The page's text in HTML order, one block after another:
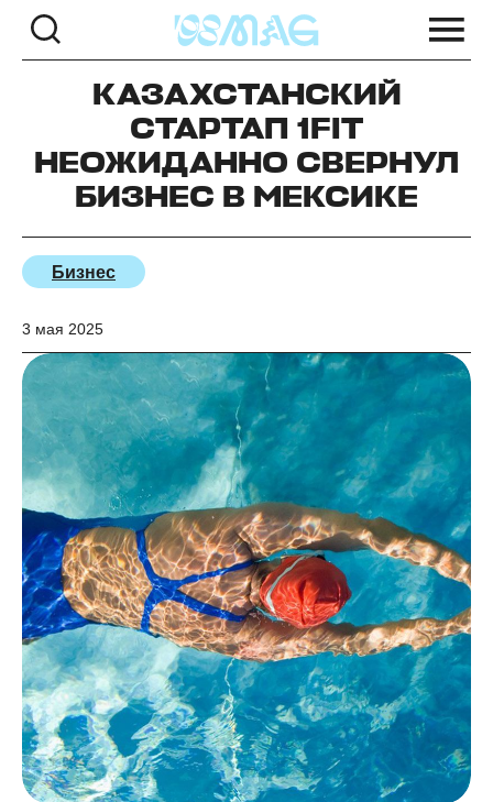
КАЗАХСТАНСКИЙ
СТАРТАП 1FIT
НЕОЖИДАННО СВЕРНУЛ
БИЗНЕС В МЕКСИКЕ
Бизнес
3 мая 2025